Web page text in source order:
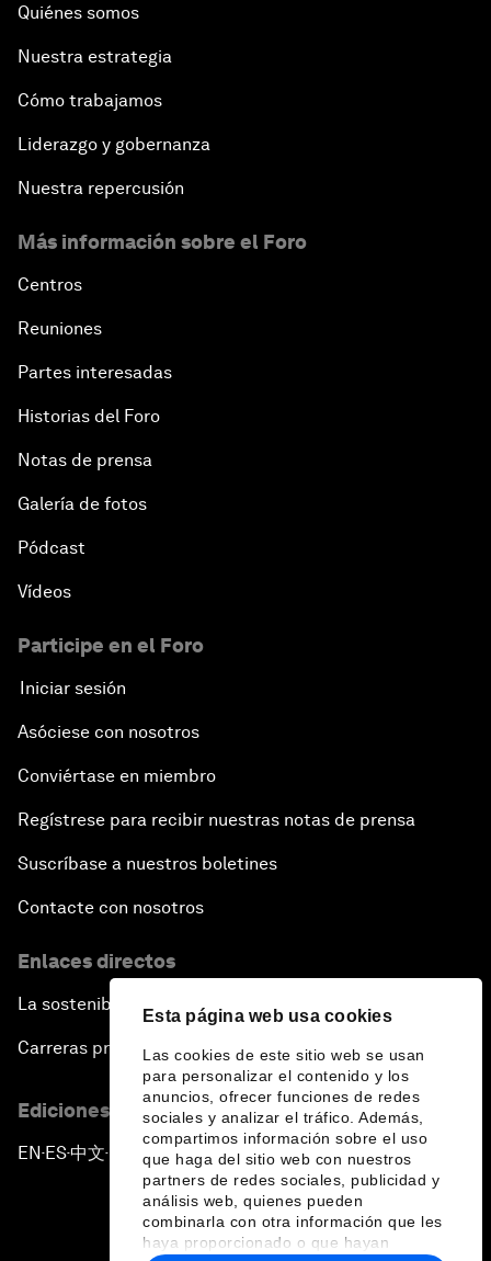
Esta página web usa cookies
Las cookies de este sitio web se usan
para personalizar el contenido y los
anuncios, ofrecer funciones de redes
sociales y analizar el tráfico. Además,
compartimos información sobre el uso
que haga del sitio web con nuestros
partners de redes sociales, publicidad y
análisis web, quienes pueden
combinarla con otra información que les
haya proporcionado o que hayan
Quiénes somos
Nuestra estrategia
Cómo trabajamos
Liderazgo y gobernanza
Nuestra repercusión
Más información sobre el Foro
Centros
Reuniones
Partes interesadas
Historias del Foro
Notas de prensa
Galería de fotos
Pódcast
Vídeos
Participe en el Foro
Iniciar sesión
Asóciese con nosotros
Conviértase en miembro
Regístrese para recibir nuestras notas de prensa
Suscríbase a nuestros boletines
Contacte con nosotros
Enlaces directos
La sostenibilidad en el Foro
Carreras profesionales
Ediciones en otros idiomas
EN ▪ES▪中文▪ 日本語